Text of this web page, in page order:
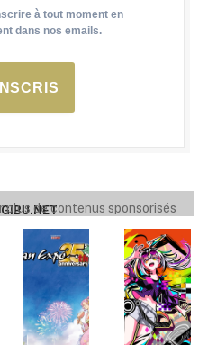
à tout moment en
dans nos emails.
plus de contenus sponsorisés